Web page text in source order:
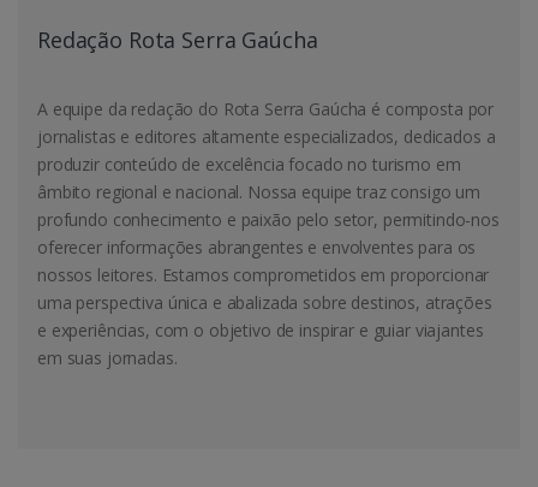
Redação Rota Serra Gaúcha
A equipe da redação do Rota Serra Gaúcha é composta por
jornalistas e editores altamente especializados, dedicados a
produzir conteúdo de excelência focado no turismo em
âmbito regional e nacional. Nossa equipe traz consigo um
profundo conhecimento e paixão pelo setor, permitindo-nos
oferecer informações abrangentes e envolventes para os
nossos leitores. Estamos comprometidos em proporcionar
uma perspectiva única e abalizada sobre destinos, atrações
e experiências, com o objetivo de inspirar e guiar viajantes
em suas jornadas.